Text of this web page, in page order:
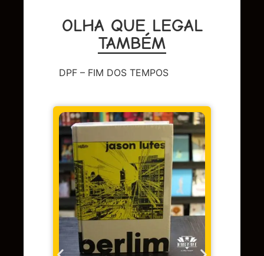
OLHA QUE LEGAL
TAMBÉM
DPF – FIM DOS TEMPOS